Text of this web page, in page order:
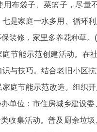
用布袋子、菜篮子，尽
是家庭一水多用、循环
装修，家里多养花种草
能示范创建活动。在社
与技巧。结合老旧小区
庭节能示范改造。组织
单位：市住房城乡建设
集活动。普及厨余垃圾